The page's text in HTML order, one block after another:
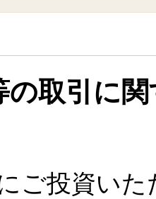
の取引に
ご投資い